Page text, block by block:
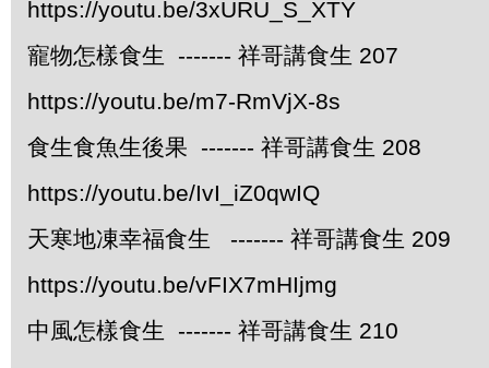
https://youtu.be/3xURU_S_XTY
寵物怎樣食生 ------- 祥哥講食生 207
https://youtu.be/m7-RmVjX-8s
食生食魚生後果 ------- 祥哥講食生 208
https://youtu.be/IvI_iZ0qwIQ
天寒地凍幸福食生 ------- 祥哥講食生 209
https://youtu.be/vFIX7mHIjmg
中風怎樣食生 ------- 祥哥講食生 210